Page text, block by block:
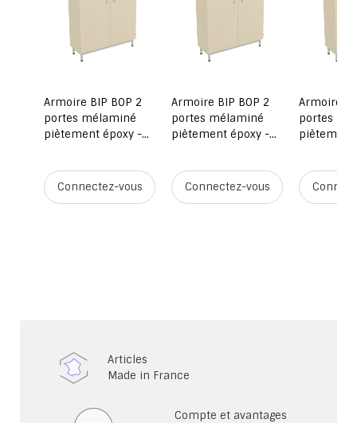
Armoire BIP BOP 2
portes mélaminé
piètement époxy -
9006Connectez-vous
Armoire BIP BOP 2
portes mélaminé
piètement époxy -
Connectez-vous
Armoire
portes
piètement
9006
Articles
Made in France
Compte et avantages